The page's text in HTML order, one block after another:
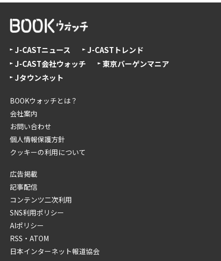
J-CASTニュース
J-CASTトレンド
J-CAST会社ウォッチ
東京バーゲンマニア
Jタウンネット
BOOKウォッチとは？
会社案内
お問い合わせ
個人情報保護方針
クッキーの利用について
広告掲載
記事配信
コンテンツ二次利用
SNS利用ポリシー
AIポリシー
RSS・ATOM
日本インターネット報道協会